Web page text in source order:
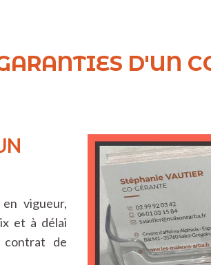
D'UN
vigueur,
et à délai
de